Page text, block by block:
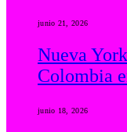
junio 21, 2026
Nueva
Colombia
junio 18, 2026